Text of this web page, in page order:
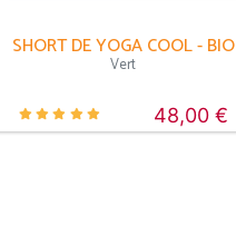
SHORT DE YOGA COOL - BIO
Vert
48,00 €